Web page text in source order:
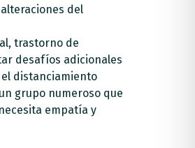
del
trastorno de
desafíos adicionales
distanciamiento
grupo numeroso que
empatía y